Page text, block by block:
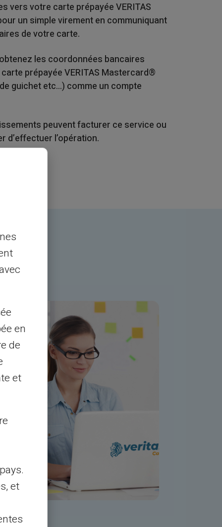
vers votre carte prépayée VERITAS
un simple virement en communiquant
de votre carte.
les coordonnées bancaires
prépayée VERITAS Mastercard®
guichet etc...) comme un compte
peuvent facturer ce service ou
d’effectuer l’opération.
en
de
et
et